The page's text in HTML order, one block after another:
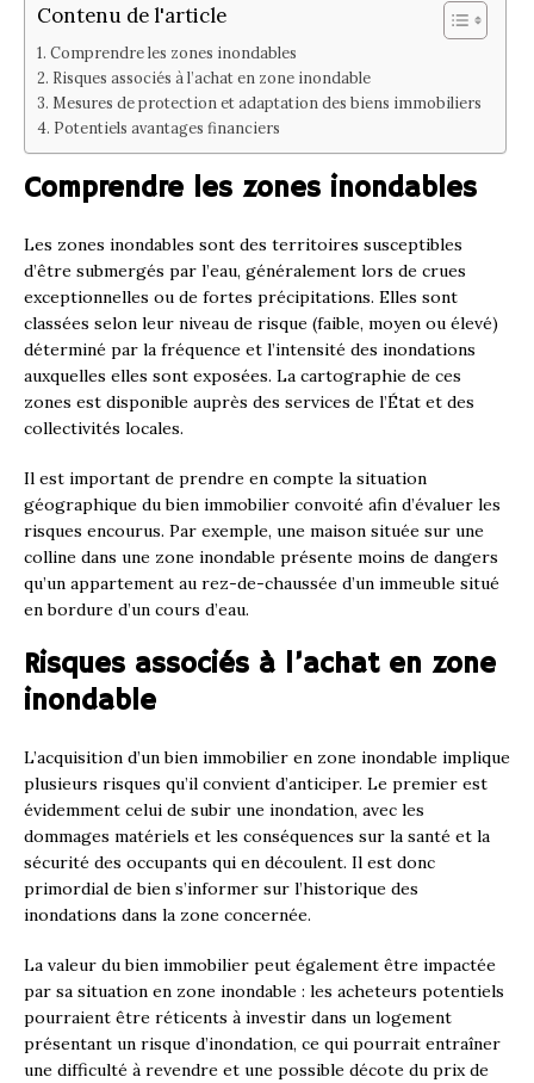
Contenu de l'article
Comprendre les zones inondables
Risques associés à l’achat en zone inondable
Mesures de protection et adaptation des biens immobiliers
Potentiels avantages financiers
Comprendre les zones inondables
Les zones inondables sont des territoires susceptibles
d’être submergés par l’eau, généralement lors de crues
exceptionnelles ou de fortes précipitations. Elles sont
classées selon leur niveau de risque (faible, moyen ou élevé)
déterminé par la fréquence et l’intensité des inondations
auxquelles elles sont exposées. La cartographie de ces
zones est disponible auprès des services de l’État et des
collectivités locales.
Il est important de prendre en compte la situation
géographique du bien immobilier convoité afin d’évaluer les
risques encourus. Par exemple, une maison située sur une
colline dans une zone inondable présente moins de dangers
qu’un appartement au rez-de-chaussée d’un immeuble situé
en bordure d’un cours d’eau.
Risques associés à l’achat en zone
inondable
L’acquisition d’un bien immobilier en zone inondable implique
plusieurs risques qu’il convient d’anticiper. Le premier est
évidemment celui de subir une inondation, avec les
dommages matériels et les conséquences sur la santé et la
sécurité des occupants qui en découlent. Il est donc
primordial de bien s’informer sur l’historique des
inondations dans la zone concernée.
La valeur du bien immobilier peut également être impactée
par sa situation en zone inondable : les acheteurs potentiels
pourraient être réticents à investir dans un logement
présentant un risque d’inondation, ce qui pourrait entraîner
une difficulté à revendre et une possible décote du prix de